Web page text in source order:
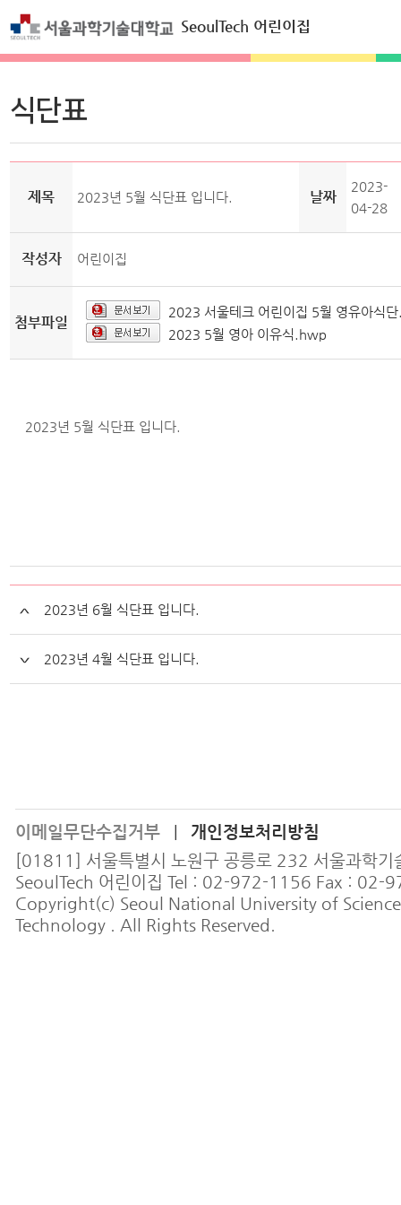
SeoulTech 어린이집
식단표
제목 2023년 5월 식단표 입니다. 날짜
2023-
04-28
작성자 어린이집
첨부파일
2023 서울테크 어린이집 5월 영유아식
2023 5월 영아 이유식.hwp
2023년 5월 식단표 입니다.
2023년 6월 식단표 입니다.
2023년 4월 식단표 입니다.
이메일무단수집거부| 개인정보처리방침
[01811] 서울특별시 노원구 공릉로 232 서울과학기
SeoulTech 어린이집 Tel : 02-972-1156 Fax : 02-
Copyright(c) Seoul National University of
Technology . All Rights Reserved.